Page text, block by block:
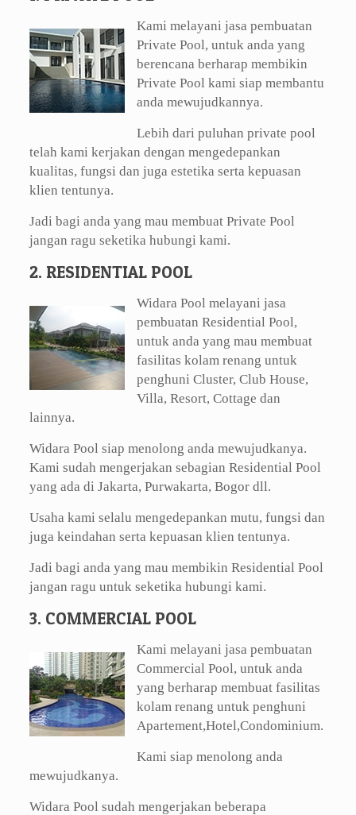
Kami melayani jasa pembuatan
Private Pool, untuk anda yang
berencana berharap membikin
Private Pool kami siap membantu
anda mewujudkannya.
Lebih dari puluhan private pool
telah kami kerjakan dengan mengedepankan
kualitas, fungsi dan juga estetika serta kepuasan
klien tentunya.
Jadi bagi anda yang mau membuat Private Pool
jangan ragu seketika hubungi kami.
2. RESIDENTIAL POOL
Widara Pool melayani jasa
pembuatan Residential Pool,
untuk anda yang mau membuat
fasilitas kolam renang untuk
penghuni Cluster, Club House,
Villa, Resort, Cottage dan
lainnya.
Widara Pool siap menolong anda mewujudkanya.
Kami sudah mengerjakan sebagian Residential Pool
yang ada di Jakarta, Purwakarta, Bogor dll.
Usaha kami selalu mengedepankan mutu, fungsi dan
juga keindahan serta kepuasan klien tentunya.
Jadi bagi anda yang mau membikin Residential Pool
jangan ragu untuk seketika hubungi kami.
3. COMMERCIAL POOL
Kami melayani jasa pembuatan
Commercial Pool, untuk anda
yang berharap membuat fasilitas
kolam renang untuk penghuni
Apartement,Hotel,Condominium.
Kami siap menolong anda
mewujudkanya.
Widara Pool sudah mengerjakan beberapa